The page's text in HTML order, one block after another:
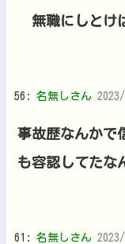
無職にしとけ
56: 名無しさん
事故歴なんかで
も容認してたな
61: 名無しさん